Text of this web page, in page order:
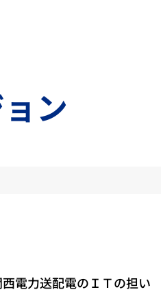
ン
電力送配電のＩＴの担い